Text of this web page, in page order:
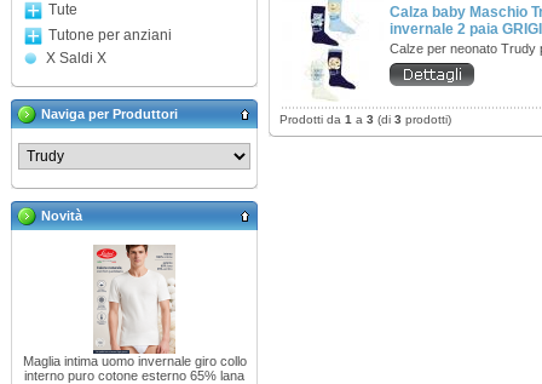
Tute
Tutone per anziani
X Saldi X
Naviga per Produttori
Novità
Maglia intima uomo invernale giro collo
interno puro cotone esterno 65% lana
Calza baby Maschio
invernale 2 paia
Calze per neonato Trudy
Prodotti da 1 a 3 (di 3 prodotti)